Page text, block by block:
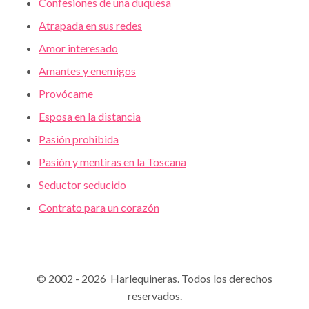
Atrapada en sus redes
Amor interesado
Amantes y enemigos
Provócame
Esposa en la distancia
Pasión prohibida
Pasión y mentiras en la Toscana
Seductor seducido
Contrato para un corazón
© 2002 - 2026 Harlequineras. Todos los derechos
reservados.